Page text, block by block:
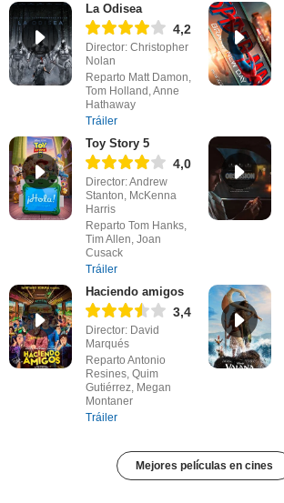
La Odisea
4,2
Director: Christopher
Nolan
Reparto Matt Damon,
Tom Holland, Anne
Hathaway
Tráiler
Toy Story 5
4,0
Director: Andrew
Stanton, McKenna
Harris
Reparto Tom Hanks,
Tim Allen, Joan
Cusack
Tráiler
Haciendo amigos
3,4
Director: David
Marqués
Reparto Antonio
Resines, Quim
Gutiérrez, Megan
Montaner
Tráiler
Mejores películas en cines